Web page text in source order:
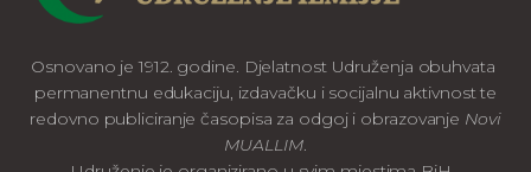
Osnovano je 1912. godine. Djelatnost Udruženja obuhvata
permanentnu edukaciju, izdavačku i socijalnu aktivnost te
redovno publiciranje časopisa za odgoj i obrazovanje Novi
MUALLIM.